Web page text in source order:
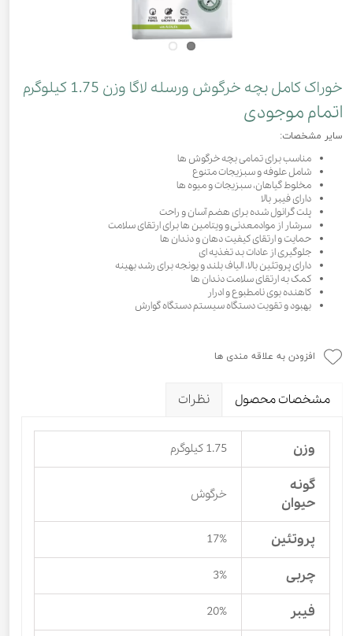
خوراک کامل بچه خرگوش ورسله لاگا وزن 1.75 کیلوگرم
اتمام موجودی
سایر مشخصات:
مناسب برای تمامی بچه خرگوش ها
شامل علوفه و سبزیجات متنوع
مخلوط گیاهان، سبزیجات و میوه ها
دارای فیبر بالا
پلت گرانول شده برای هضم آسان و راحت
سرشار از موادمعدنی و ویتامین ها برای ارتقای سلامت
حمایت و ارتقای کیفیت دهان و دندان ها
جلوگیری از عادات بد تغذیه ای
دارای پروتئین بالا، الیاف بلند و یونجه برای رشد بهینه
کمک به ارتقای سلامت دندان ها
کاهنده بوی نامطبوع و ادرار
بهبود و تقویت دستگاه سیستم دستگاه گوارش
افزودن به علاقه مندی ها
مشخصات محصول نظرات
وزن 1.75 کیلوگرم
گونه
حیوان
خرگوش
پروتئین 17%
چربی 3%
فیبر 20%